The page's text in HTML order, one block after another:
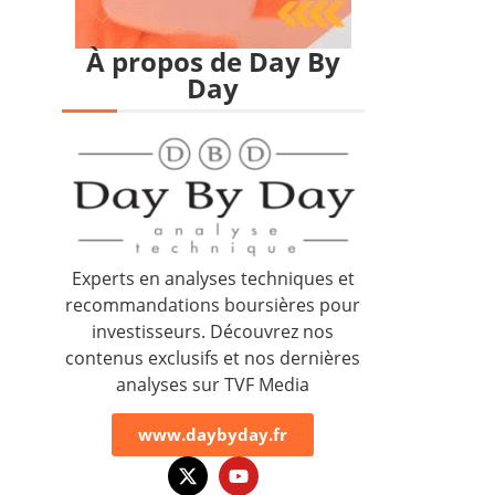
À propos de Day By
Day
Experts en analyses techniques et
recommandations boursières pour
investisseurs. Découvrez nos
contenus exclusifs et nos dernières
analyses sur TVF Media
www.daybyday.fr